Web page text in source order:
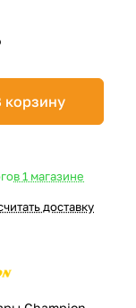
корзину
в 1 магазине
доставку